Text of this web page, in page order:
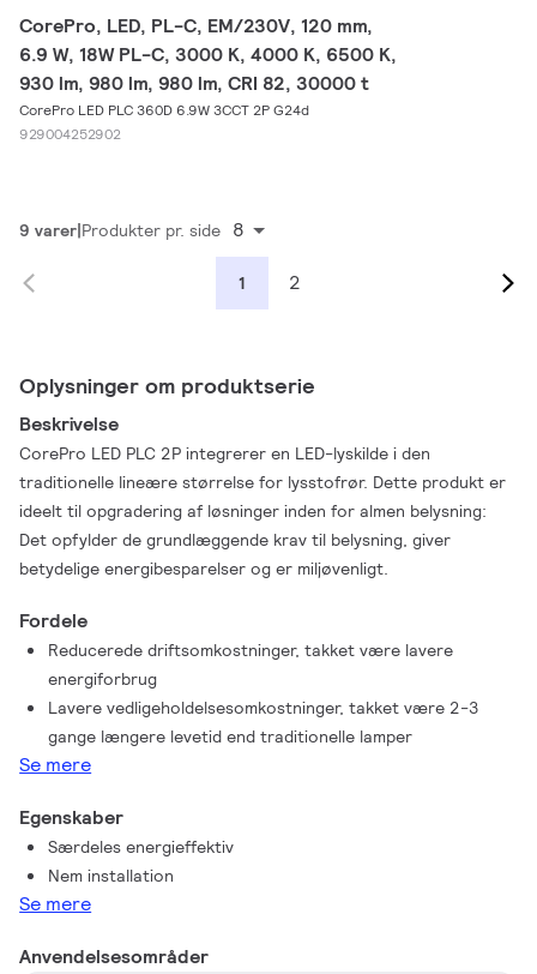
CorePro, LED, PL-C, EM/230V, 120 mm,
6.9 W, 18W PL-C, 3000 K, 4000 K, 6500 K,
930 lm, 980 lm, 980 lm, CRI 82, 30000 t
CorePro LED PLC 360D 6.9W 3CCT 2P G24d
929004252902
9 varer Produkter pr. side 8
1 2
Oplysninger om produktserie
Beskrivelse
CorePro LED PLC 2P integrerer en LED-lyskilde i den
traditionelle lineære størrelse for lysstofrør. Dette produkt er
ideelt til opgradering af løsninger inden for almen belysning:
Det opfylder de grundlæggende krav til belysning, giver
betydelige energibesparelser og er miljøvenligt.
Fordele
Reducerede driftsomkostninger, takket være lavere
energiforbrug
Lavere vedligeholdelsesomkostninger, takket være 2-3
gange længere levetid end traditionelle lamper
Se mere
Egenskaber
Særdeles energieffektiv
Nem installation
Se mere
Anvendelsesområder